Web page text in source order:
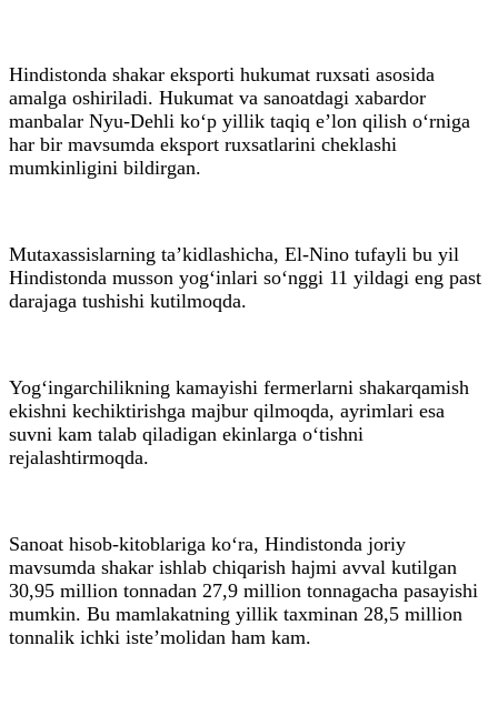
Hindistonda shakar eksporti hukumat ruxsati asosida
amalga oshiriladi. Hukumat va sanoatdagi xabardor
manbalar Nyu-Dehli ko‘p yillik taqiq e’lon qilish o‘rniga
har bir mavsumda eksport ruxsatlarini cheklashi
mumkinligini bildirgan.
Mutaxassislarning ta’kidlashicha, El-Nino tufayli bu yil
Hindistonda musson yog‘inlari so‘nggi 11 yildagi eng past
darajaga tushishi kutilmoqda.
Yog‘ingarchilikning kamayishi fermerlarni shakarqamish
ekishni kechiktirishga majbur qilmoqda, ayrimlari esa
suvni kam talab qiladigan ekinlarga o‘tishni
rejalashtirmoqda.
Sanoat hisob-kitoblariga ko‘ra, Hindistonda joriy
mavsumda shakar ishlab chiqarish hajmi avval kutilgan
30,95 million tonnadan 27,9 million tonnagacha pasayishi
mumkin. Bu mamlakatning yillik taxminan 28,5 million
tonnalik ichki iste’molidan ham kam.